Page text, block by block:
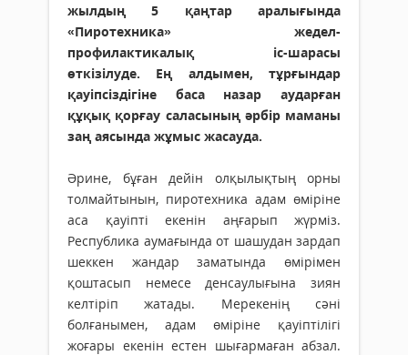
жылдың 5 қаңтар аралығында
«Пиротехника» жедел-
профилактикалық іс-шарасы
өткізілуде. Ең алдымен, тұрғындар
қауіпсіздігіне баса назар аударған
құқық қорғау саласының әрбір маманы
заң аясында жұмыс жасау­да.
Әрине, бұған дейін олқылықтың орны
толмайтынын, пиротехника адам өміріне
аса қауіпті екенін аңғарып жүрміз.
Республика аумағында от шашудан зардап
шеккен жандар заматында өмірімен
қоштасып немесе денсаулығына зиян
келтіріп жатады. Мерекенің сәні
болғанымен, адам өміріне қауіптілігі
жоғары екенін естен шығармаған абзал.